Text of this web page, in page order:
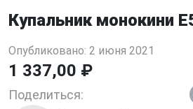
Купальник монокини
Опубликовано: 2 июня 2021
1 337,00 ₽
Поделиться: